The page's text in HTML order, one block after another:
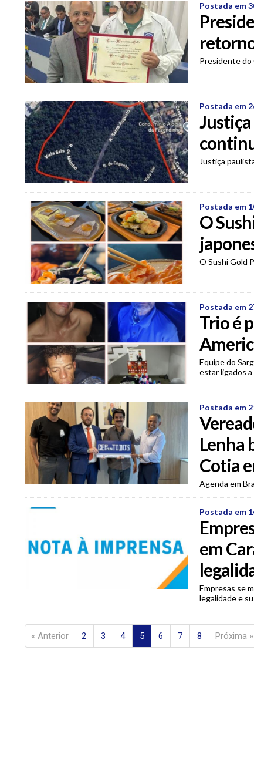
Postada em
Presidente do
Postada em
Justiça
Postada em
O
O Sushi Gold
Postada em
Trio é
Equipe do
estar ligados
Postada em
Lenha
Cotia
Agenda em
Postada em
em
Empresas se
legalidade e
« Anterior 2 3 4 5 6 7 8 Próxima »